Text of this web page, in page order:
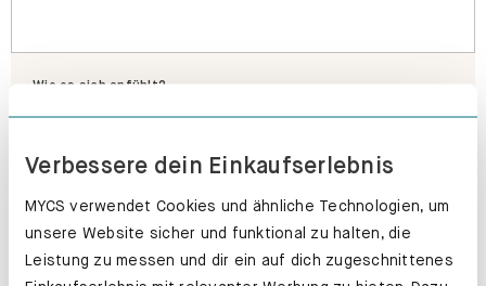
Verbessere dein Einkaufserlebnis
MYCS verwendet Cookies und ähnliche Technologien, um
unsere Website sicher und funktional zu halten, die
Leistung zu messen und dir ein auf dich zugeschnittenes
Wie es sich anfühlt?